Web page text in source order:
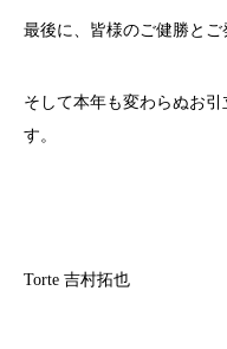
最後に、皆様のご健勝とご
そして本年も変わらぬお
す。
Torte 吉村拓也